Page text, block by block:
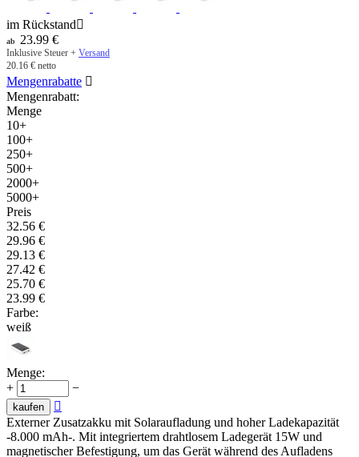
im Rückstand
ab 23.99 €
Inklusive Steuer + Versand
20.16 € netto
Mengenrabatte 
Mengenrabatt:
Menge
10+
100+
250+
500+
2000+
5000+
Preis
32.56 €
29.96 €
29.13 €
27.42 €
25.70 €
23.99 €
Farbe:
weiß
Menge:
+
−
kaufen

Externer Zusatzakku mit Solaraufladung und hoher Ladekapazität
-8.000 mAh-. Mit integriertem drahtlosem Ladegerät 15W und
magnetischer Befestigung, um das Gerät während des Aufladens